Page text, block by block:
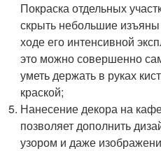
Покраска отдельных
скрыть небольшие
ходе его интенсивной
это можно совершенно
уметь держать в руках
краской;
Нанесение декора на
позволяет дополнить
узором и даже